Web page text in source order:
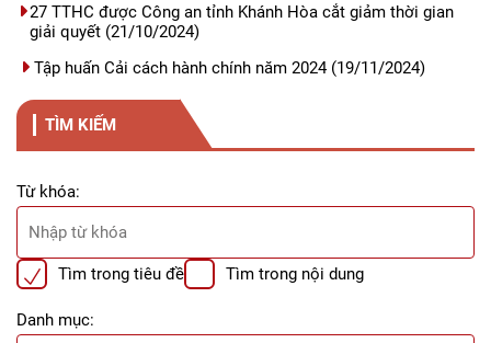
27 TTHC được Công an tỉnh Khánh Hòa cắt giảm thời gian
giải quyết(21/10/2024)
Tập huấn Cải cách hành chính năm 2024(19/11/2024)
TÌM KIẾM
Từ khóa:
Tìm trong tiêu đề Tìm trong nội dung
Danh mục: